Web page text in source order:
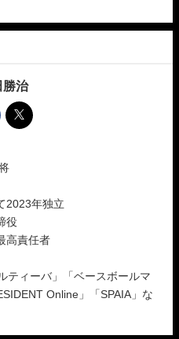
勝治
2023年独立
役
高責任者
ティーバ」「ベースボールマ
Online」「SPAIA」な